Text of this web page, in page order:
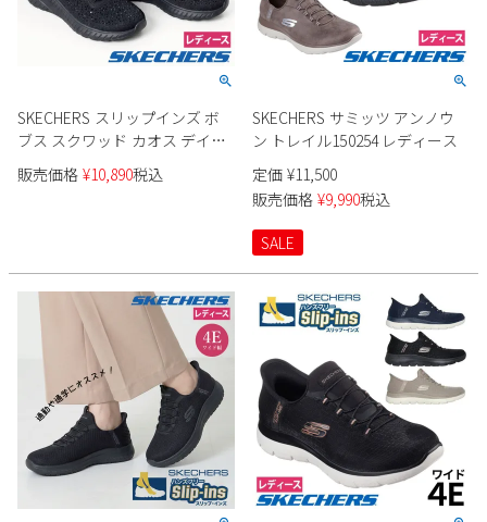
SKECHERS スリップインズ ボ
ブス スクワッド カオス デイリ
ーグリッツ 117622 レディース
販売価格 ¥10,890税込
SKECHERS サミッツ アンノウ
ン トレイル150254 レディース
定価 ¥11,500
販売価格 ¥9,990税込
SALE